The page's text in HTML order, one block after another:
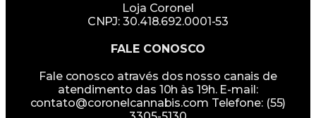
Loja Coronel
CNPJ: 30.418.692.0001-53
FALE CONOSCO
Fale conosco através dos nosso canais de
atendimento das 10h às 19h. E-mail:
contato@coronelcannabis.com Telefone: (55)